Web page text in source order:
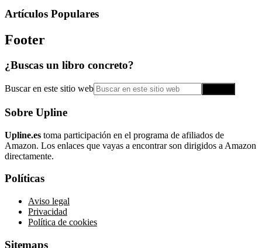
Artículos Populares
Footer
¿Buscas un libro concreto?
Buscar en este sitio web
Sobre Upline
Upline.es toma participación en el programa de afiliados de
Amazon. Los enlaces que vayas a encontrar son dirigidos a Amazon
directamente.
Políticas
Aviso legal
Privacidad
Política de cookies
Sitemaps